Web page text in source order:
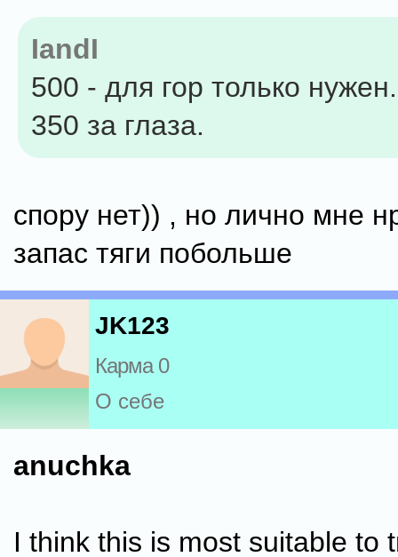
IandI
500 - для гор только
350 за глаза.
спору нет)) , но лично мне
запас тяги побольше
JK123
Карма 0
О себе
anuchka
I think this is most suitable to